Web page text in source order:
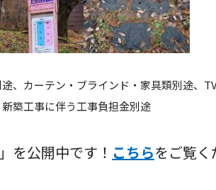
、カーテン・ブラインド・家具類別途、
築工事に伴う工事負担金別途
を公開中です！ こちらをご覧く